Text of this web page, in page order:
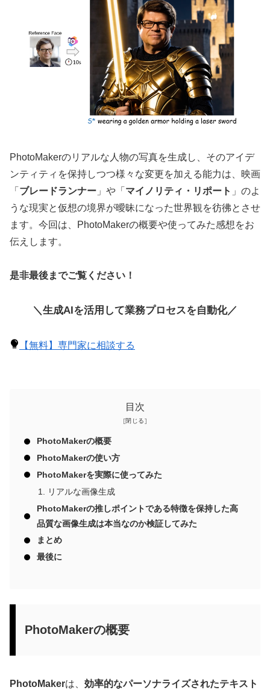
PhotoMakerのリアルな人物の写真を生成し、そのアイデ
ンティティを保持しつつ様々な変更を加える能力は、映画
「 ブレードランナー 」や「 マイノリティ・リポート 」のよ
うな現実と仮想の境界が曖昧になった世界観を彷彿とさせ
ます。今回は、PhotoMakerの概要や使ってみた感想をお
伝えします。
是非最後までご覧ください！
＼生成AIを活用して業務プロセスを自動化／
【無料】専門家に相談する
目次
PhotoMakerの概要
PhotoMakerの使い方
PhotoMakerを実際に使ってみた
リアルな画像生成
PhotoMakerの推しポイントである特徴を保持した高
品質な画像生成は本当なのか検証してみた
まとめ
最後に
PhotoMakerの概要
PhotoMakerは、 効率的なパーソナライズされたテキスト